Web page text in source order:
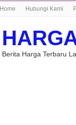
Home Hubungi Kami
Berita Harga Terbaru